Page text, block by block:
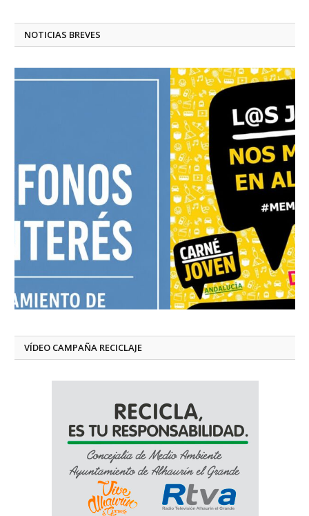
NOTICIAS BREVES
VÍDEO CAMPAÑA RECICLAJE